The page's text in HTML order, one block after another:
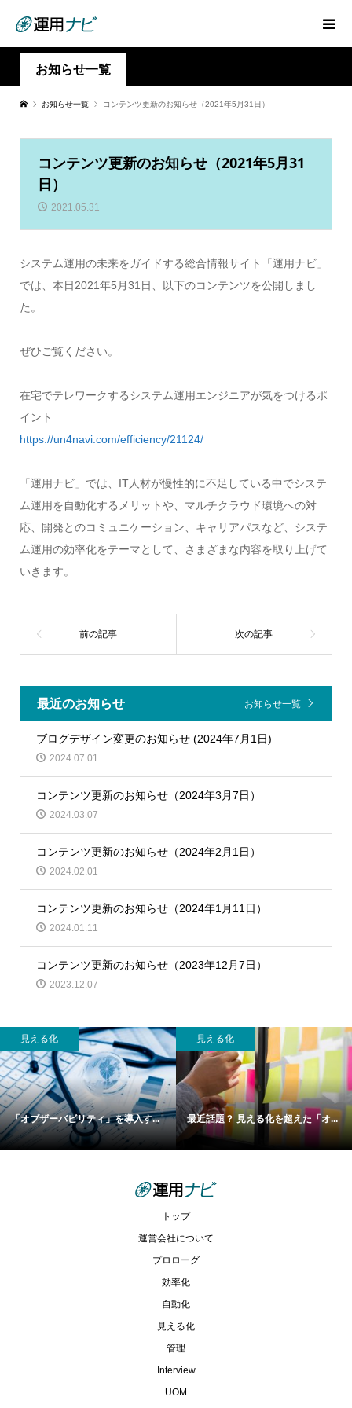
お知らせ一覧
お知らせ一覧 コンテンツ更新のお知らせ（2021年5月31日）
コンテンツ更新のお知らせ（2021年5月31
日）
2021.05.31
システム運用の未来をガイドする総合情報サイト「運用ナビ」
では、本日2021年5月31日、以下のコンテンツを公開しまし
た。
ぜひご覧ください。
在宅でテレワークするシステム運用エンジニアが気をつけるポ
イント
https://un4navi.com/efficiency/21124/
「運用ナビ」では、IT人材が慢性的に不足している中でシステ
ム運用を自動化するメリットや、マルチクラウド環境への対
応、開発とのコミュニケーション、キャリアパスなど、システ
ム運用の効率化をテーマとして、さまざまな内容を取り上げて
いきます。
最近のお知らせ お知らせ一覧
ブログデザイン変更のお知らせ (2024年7月1日)
2024.07.01
コンテンツ更新のお知らせ（2024年3月7日）
2024.03.07
コンテンツ更新のお知らせ（2024年2月1日）
2024.02.01
コンテンツ更新のお知らせ（2024年1月11日）
2024.01.11
コンテンツ更新のお知らせ（2023年12月7日）
2023.12.07
見える化
「オブザーバビリティ」を導入す...
見える化
最近話題？ 見える化を超えた「オ...
トップ
運営会社について
プロローグ
効率化
自動化
見える化
管理
Interview
UOM